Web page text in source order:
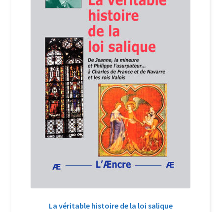
La véritable histoire de la loi salique